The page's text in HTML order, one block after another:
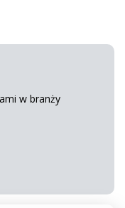
w branży